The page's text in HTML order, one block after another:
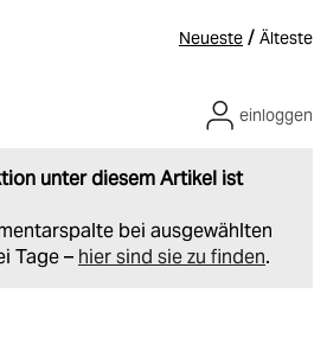
Neueste / Älteste
unter diesem Artikel ist
bei ausgewählten
Tage – hier sind sie zu finden.
einloggen